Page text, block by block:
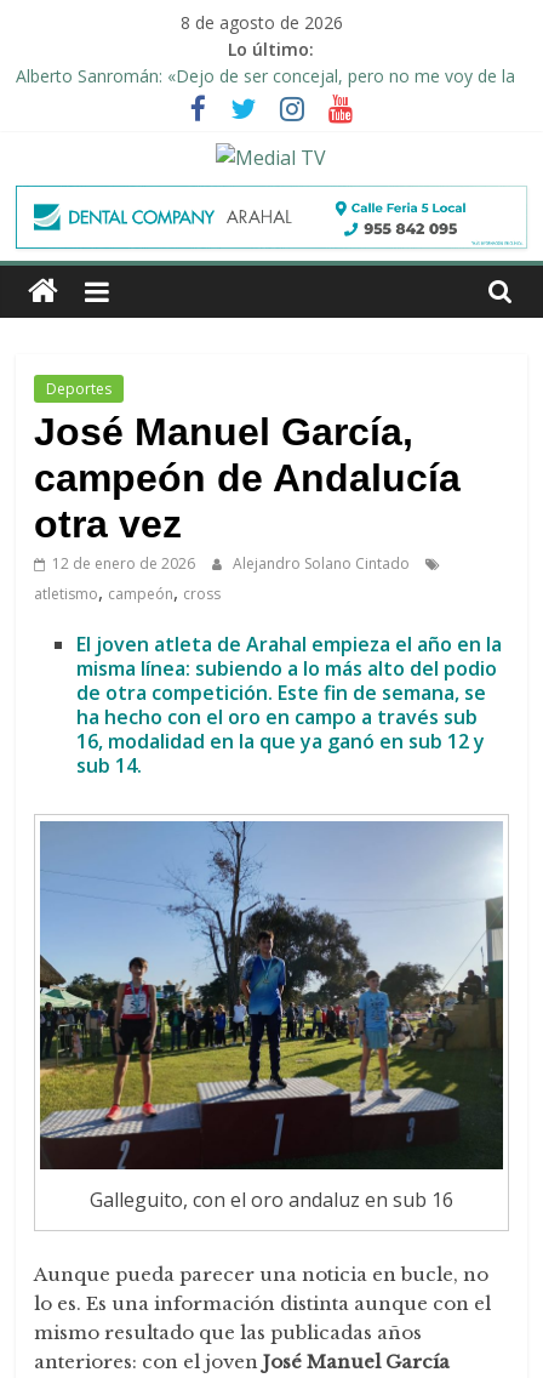
contenido
8 de agosto de 2026
Lo último:
Alberto Sanromán: «Dejo de ser concejal, pero no me voy de la
Deporte y solidaridad, de la mano una vez más en Arahal
El emotivo agradecimiento de la familia afectada por el incendio
en la barriada de la Feria II de Arahal
Convocado nuevo pleno ordinario del Ayuntamiento de Arahal
Una Plataforma de Morón pide unión a los pueblos de la
comarca para evitar la planta de biogás en término de Arahal
Medial
TV
El
digital
televisión
Arahal
Deportes
José Manuel García,
campeón de Andalucía
otra vez
12 de enero de 2026
Alejandro Solano Cintado
atletismo, campeón, cross
El joven atleta de Arahal empieza el año en la
misma línea: subiendo a lo más alto del podio
de otra competición. Este fin de semana, se
ha hecho con el oro en campo a través sub
16, modalidad en la que ya ganó en sub 12 y
sub 14.
Galleguito, con el oro andaluz en sub 16
Aunque pueda parecer una noticia en bucle, no
lo es. Es una información distinta aunque con el
mismo resultado que las publicadas años
anteriores: con el jovenJosé Manuel García